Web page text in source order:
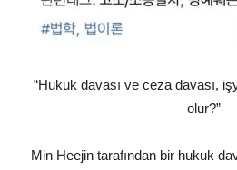
“Hukuk davası ve ceza davası,
olur?”
Min Heejin tarafından bir hukuk